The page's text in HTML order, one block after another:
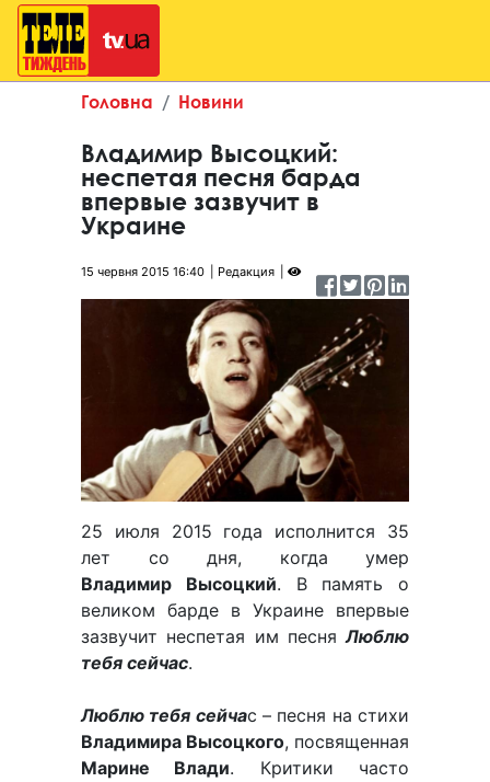
Головна Новини
Владимир Высоцкий:
неспетая песня барда
впервые зазвучит в
Украине
15 червня 2015 16:40 Редакция
25 июля 2015 года исполнится 35
лет со дня, когда умер
Владимир Высоцкий. В память о
великом барде в Украине впервые
зазвучит неспетая им песняЛюблю
тебя сейчас.
Люблю тебя сейчас – песня на стихи
Владимира Высоцкого, посвященная
Марине Влади. Критики часто